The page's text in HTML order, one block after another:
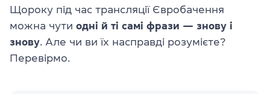
Щороку під час трансляції Євробачення
можна чути одні й ті самі фрази — знову і
знову. Але чи ви їх насправді розумієте?
Перевірмо.